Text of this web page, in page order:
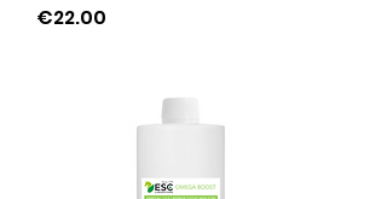
Price
€22.00